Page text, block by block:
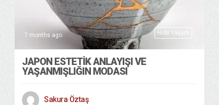
Hobi Yaşam
7 months ago
JAPON ESTETİK ANLAYIŞI VE
YAŞANMIŞLIĞIN MODASI
Sakura Öztaş